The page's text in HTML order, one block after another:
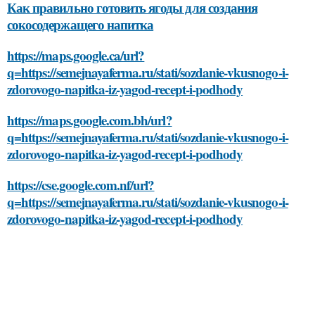
Как правильно готовить ягоды для создания
сокосодержащего напитка
https://maps.google.ca/url?
q=https://semejnayaferma.ru/stati/sozdanie-vkusnogo-i-
zdorovogo-napitka-iz-yagod-recept-i-podhody
https://maps.google.com.bh/url?
q=https://semejnayaferma.ru/stati/sozdanie-vkusnogo-i-
zdorovogo-napitka-iz-yagod-recept-i-podhody
https://cse.google.com.nf/url?
q=https://semejnayaferma.ru/stati/sozdanie-vkusnogo-i-
zdorovogo-napitka-iz-yagod-recept-i-podhody